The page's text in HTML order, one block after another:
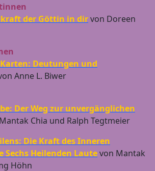
der Göttin in dirvon Doreen
Deutungen und
Anne L. Biwer
Der Weg zur unvergänglichen
Chia und Ralph Tegtmeier
Die Kraft des Inneren
Sechs Heilenden Lautevon Mantak
Höhn